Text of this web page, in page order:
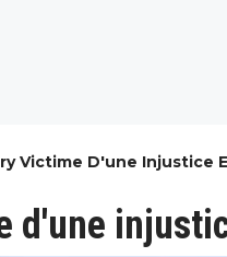
Victime D'une Injustice
d'une